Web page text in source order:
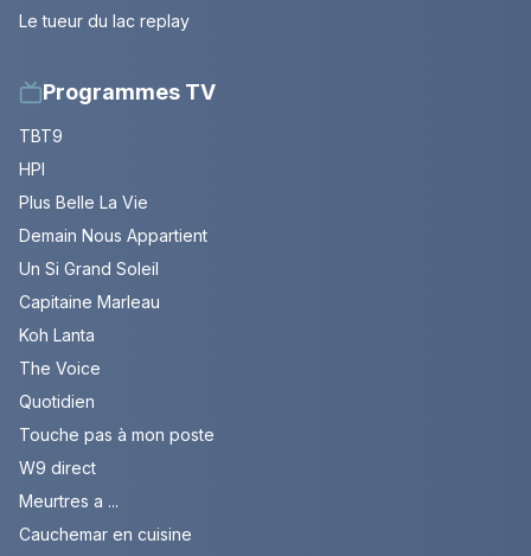
Le tueur du lac replay
Programmes TV
TBT9
HPI
Plus Belle La Vie
Demain Nous Appartient
Un Si Grand Soleil
Capitaine Marleau
Koh Lanta
The Voice
Quotidien
Touche pas à mon poste
W9 direct
Meurtres a ...
Cauchemar en cuisine